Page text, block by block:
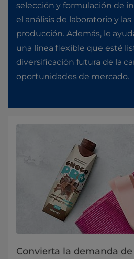
selección y formulación de
el análisis de laboratorio y
producción. Además, le
una línea flexible que esté
diversificación futura de la
oportunidades de mercado.
Convierta la demanda